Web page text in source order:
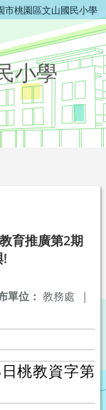
市桃園區文山國民小學
小學
育推廣第2期
!
單位： 教務處 |
桃教資字第